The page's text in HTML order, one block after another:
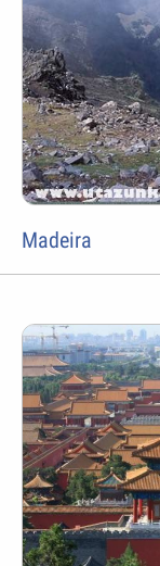
Madeira